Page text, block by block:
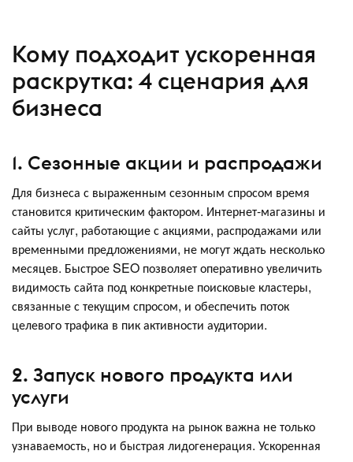
Кому подходит ускоренная
раскрутка: 4 сценария для
бизнеса
1. Сезонные акции и распродажи
Для бизнеса с выраженным сезонным спросом время
становится критическим фактором. Интернет-магазины и
сайты услуг, работающие с акциями, распродажами или
временными предложениями, не могут ждать несколько
месяцев. Быстрое SEO позволяет оперативно увеличить
видимость сайта под конкретные поисковые кластеры,
связанные с текущим спросом, и обеспечить поток
целевого трафика в пик активности аудитории.
2. Запуск нового продукта или
услуги
При выводе нового продукта на рынок важна не только
узнаваемость, но и быстрая лидогенерация. Ускоренная